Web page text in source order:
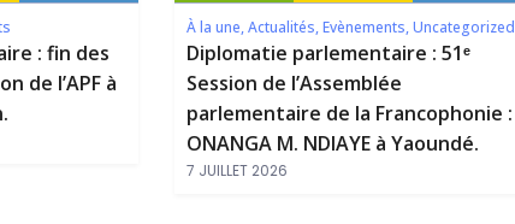
: fin des
de l’APF à
À la une,Actualités,Evènements,Uncategorized
Diplomatie parlementaire : 51ᵉ
Session de l’Assemblée
parlementaire de la Francophonie :
ONANGA M. NDIAYE à Yaoundé.
7 JUILLET 2026